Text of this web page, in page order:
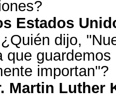
Estados
dijo,
que
importan"?
Martin Luther